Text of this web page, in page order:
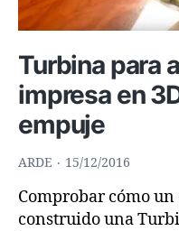
Turbina para
impresa en
empuje
ARDE 15/12/2016
Comprobar cómo
construido una